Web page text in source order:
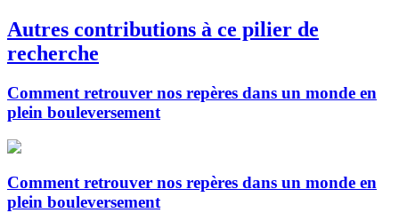
Autres contributions à ce pilier de
recherche
Comment retrouver nos repères dans un monde en
plein bouleversement
Comment retrouver nos repères dans un monde en
plein bouleversement